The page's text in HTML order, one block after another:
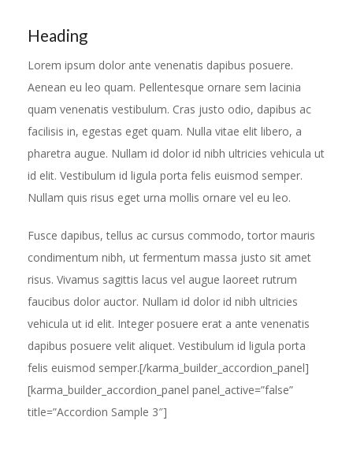
Heading
Lorem ipsum dolor ante venenatis dapibus posuere.
Aenean eu leo quam. Pellentesque ornare sem lacinia
quam venenatis vestibulum. Cras justo odio, dapibus ac
facilisis in, egestas eget quam. Nulla vitae elit libero, a
pharetra augue. Nullam id dolor id nibh ultricies vehicula ut
id elit. Vestibulum id ligula porta felis euismod semper.
Nullam quis risus eget urna mollis ornare vel eu leo.
Fusce dapibus, tellus ac cursus commodo, tortor mauris
condimentum nibh, ut fermentum massa justo sit amet
risus. Vivamus sagittis lacus vel augue laoreet rutrum
faucibus dolor auctor. Nullam id dolor id nibh ultricies
vehicula ut id elit. Integer posuere erat a ante venenatis
dapibus posuere velit aliquet. Vestibulum id ligula porta
felis euismod semper.[/karma_builder_accordion_panel]
[karma_builder_accordion_panel panel_active=”false”
title=”Accordion Sample 3″]